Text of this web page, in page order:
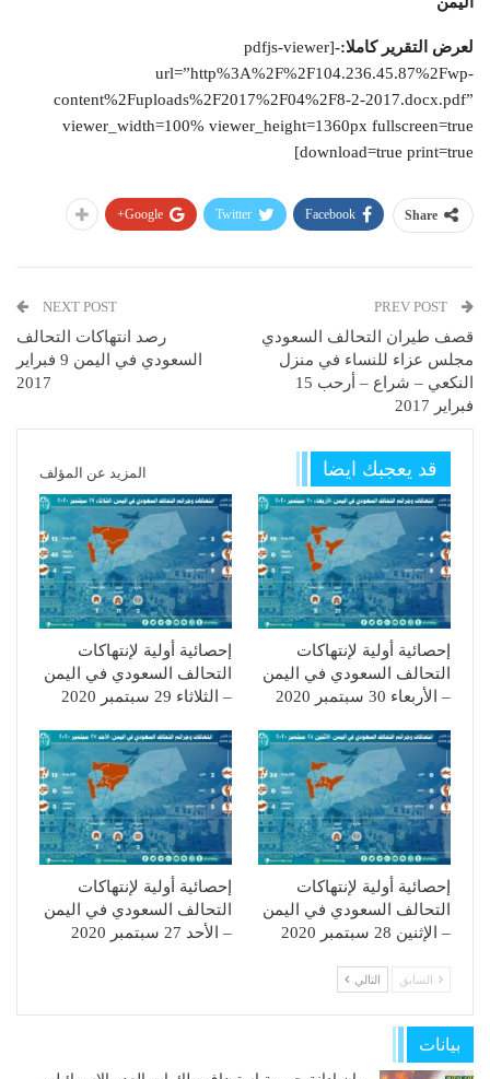
لعرض التقرير كاملا:- [pdfjs-viewer
url=”http%3A%2F%2F104.236.45.87%2Fwp-
content%2Fuploads%2F2017%2F04%2F8-2-2017.docx.pdf”
viewer_width=100% viewer_height=1360px fullscreen=true
download=true print=true]
Share
Facebook
Twitter
Google+
قصف طيران التحالف السعودي
مجلس عزاء للنساء في منزل
النكعي – شراع – أرحب 15
فبراير 2017
NEXT POST
رصد انتهاكات التحالف
السعودي في اليمن 9 فبراير
2017
قد يعجبك ايضا المزيد عن المؤلف
إحصائية أولية لإنتهاكات
التحالف السعودي في اليمن
– الأربعاء 30 سبتمبر 2020
إحصائية أولية لإنتهاكات
التحالف السعودي في اليمن
– الثلاثاء 29 سبتمبر 2020
إحصائية أولية لإنتهاكات
التحالف السعودي في اليمن
– الإثنين 28 سبتمبر 2020
إحصائية أولية لإنتهاكات
التحالف السعودي في اليمن
– الأحد 27 سبتمبر 2020
السابق التالي
بيانات